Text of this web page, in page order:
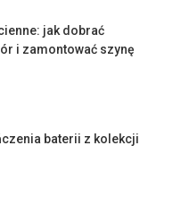
jak dobrać
i zamontować szynę
baterii z kolekcji